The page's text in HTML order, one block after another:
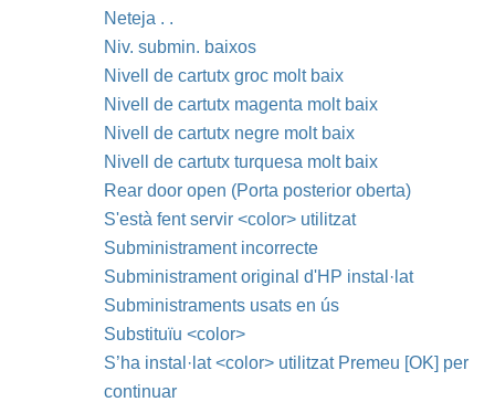
Neteja . .
Niv. submin. baixos
Nivell de cartutx groc molt baix
Nivell de cartutx magenta molt baix
Nivell de cartutx negre molt baix
Nivell de cartutx turquesa molt baix
Rear door open (Porta posterior oberta)
S'està fent servir <color> utilitzat
Subministrament incorrecte
Subministrament original d'HP instal·lat
Subministraments usats en ús
Substituïu <color>
S’ha instal·lat <color> utilitzat Premeu [OK] per
continuar